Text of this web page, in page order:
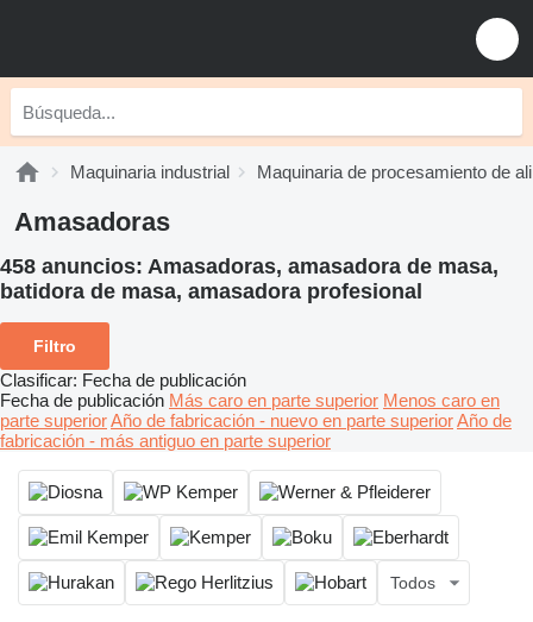
Maquinaria industrial Maquinaria de procesamiento de
Amasadoras
458 anuncios: Amasadoras, amasadora de masa,
batidora de masa, amasadora profesional
Filtro
Clasificar: Fecha de publicación
Fecha de publicación Más caro en parte superior Menos caro en
parte superiorAño de fabricación - nuevo en parte superiorAño de
fabricación - más antiguo en parte superior
Todos